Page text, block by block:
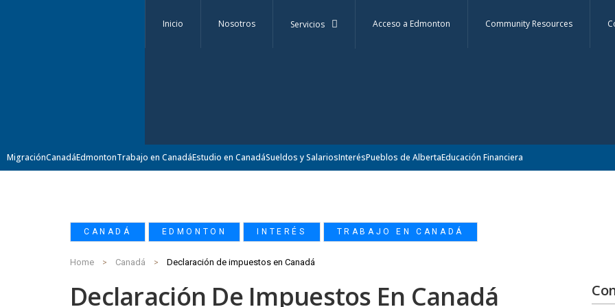
Inicio Nosotros Servicios Acceso a Edmonton Community Resources
MigraciónCanadáEdmontonTrabajo en CanadáEstudio en CanadáSueldos y SalariosInterésPueblos de AlbertaEducación Financiera
CANADÁ EDMONTON INTERÉS TRABAJO EN CANADÁ
Home Canadá Declaración de impuestos en Canadá
Declaración De Impuestos En Canadá